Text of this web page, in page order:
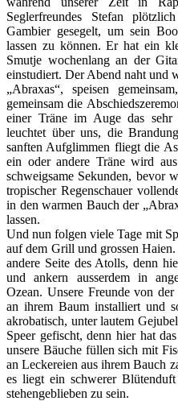
Seglerfreundes Stefan
Gambier gesegelt, um sein
lassen zu können. Er hat ein
Smutje wochenlang an der
einstudiert. Der Abend naht und
„Abraxas“, speisen
gemeinsam die
einer Träne im Auge das sehr
leuchtet über uns, die
sanften Aufglimmen fliegt die
ein oder andere Träne wird
schweigsame Sekunden, bevor
tropischer Regenschauer
in den warmen Bauch der
lassen.
Und nun folgen viele Tage mit
auf dem Grill und grossen
andere Seite des Atolls, denn
und ankern ausserdem in
Ozean. Unsere Freunde von
an ihrem Baum installiert und
akrobatisch, unter lautem
Speer gefischt, denn hier hat
unsere Bäuche füllen sich mit
an Leckereien aus ihrem Bauch
es liegt ein schwerer
stehengeblieben zu sein.